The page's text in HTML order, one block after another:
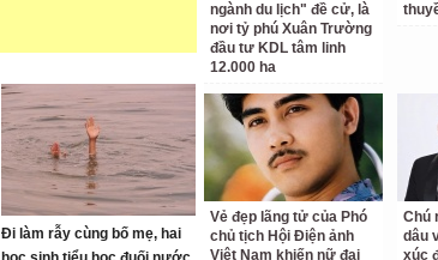
Đi làm rẫy cùng bố mẹ, hai
ngành du lịch" đề cử, là
nơi tỷ phú Xuân Trường
đầu tư KDL tâm linh
12.000 ha
Vẻ đẹp lãng tử của Phó
chủ tịch Hội Điện ảnh
Việt Nam khiến nữ đại
Chú
dâu
xúc